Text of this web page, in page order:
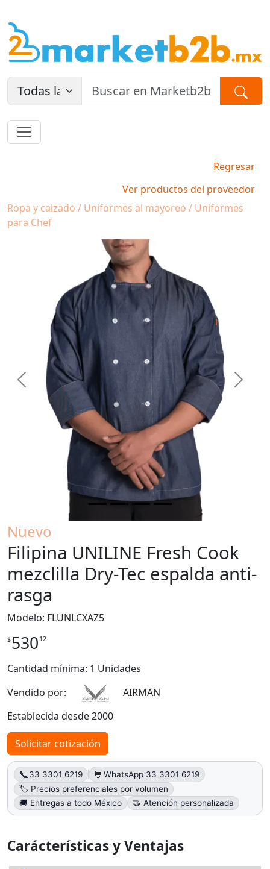
Regresar
Ver productos del proveedor
Ropa y calzado / Uniformes al mayoreo / Uniformes
para Chef
Previous Next
Nuevo
Filipina UNILINE Fresh Cook
mezclilla Dry-Tec espalda anti-
rasga
Modelo: FLUNLCXAZ5
$530 12
Cantidad mínima: 1 Unidades
Vendido por:
AIRMAN
Establecida desde 2000
Solicitar cotización
📞33 3301 6219 💬WhatsApp 33 3301 6219
🏷️ Precios preferenciales por volumen
🚚 Entregas a todo México
🤝 Atención personalizada
Carácterísticas y Ventajas